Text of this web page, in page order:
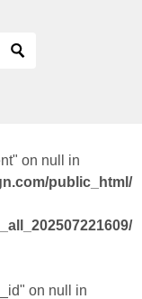
on null in
public_html/
on null in